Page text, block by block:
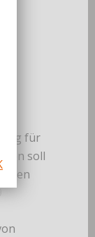
für
soll